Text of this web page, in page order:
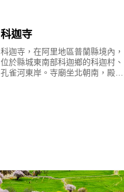
科迦寺
科迦寺，在阿里地區普蘭縣境內，
位於縣城東南部科迦鄉的科迦村、
孔雀河東岸。寺廟坐北朝南，殿宇